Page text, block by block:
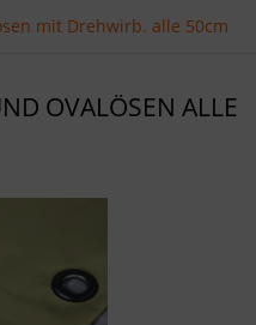
mit Drehwirb. alle 50cm
OVALÖSEN ALLE